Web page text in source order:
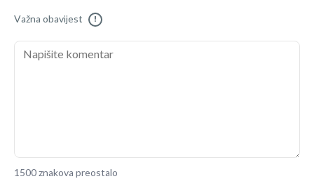
Važna obavijest !
1500 znakova preostalo